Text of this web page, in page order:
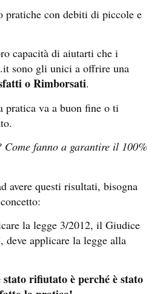
pratiche con debiti di piccole e
capacità di aiutarti che i
sono gli unici a offrire una
o Rimborsati.
pratica va a buon fine o ti
Come fanno a garantire il 100%
avere questi risultati, bisogna
la legge 3/2012, il Giudice
deve applicare la legge alla
rifiutato è perché è stato